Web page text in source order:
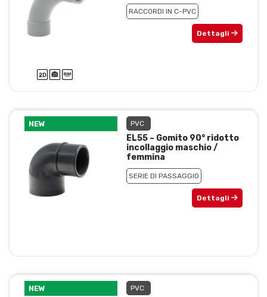
RACCORDI IN C-PVC
Dettagli
NEW PVC
EL55 – Gomito 90° ridotto
incollaggio maschio /
femmina
SERIE DI PASSAGGIO
Dettagli
NEW PVC